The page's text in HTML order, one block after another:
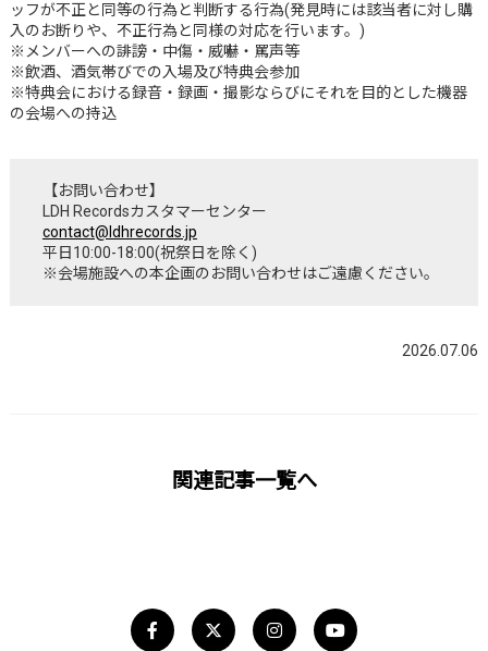
ッフが不正と同等の行為と判断する行為(発見時には該当者に対し購
入のお断りや、不正行為と同様の対応を行います。)
※メンバーへの誹謗・中傷・威嚇・罵声等
※飲酒、酒気帯びでの入場及び特典会参加
※特典会における録音・録画・撮影ならびにそれを目的とした機器
の会場への持込
【お問い合わせ】
LDH Recordsカスタマーセンター
contact@ldhrecords.jp
平日10:00-18:00(祝祭日を除く)
※会場施設への本企画のお問い合わせはご遠慮ください。
2026.07.06
関連記事一覧へ